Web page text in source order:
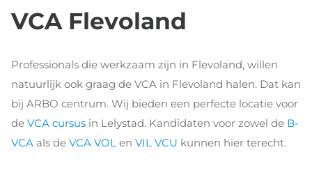
VCA Flevoland
Professionals die werkzaam zijn in Flevoland, willen
natuurlijk ook graag de VCA in Flevoland halen. Dat kan
bij ARBO centrum. Wij bieden een perfecte locatie voor
de VCA cursus in Lelystad. Kandidaten voor zowel de B-
VCA als de VCA VOL en VIL VCU kunnen hier terecht.